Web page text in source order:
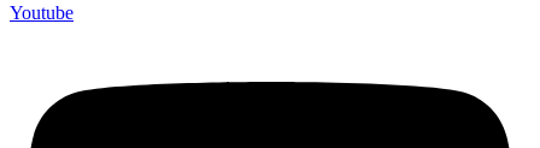
Youtube